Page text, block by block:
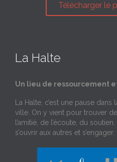
Télécharger le
La Halte
Un lieu de ressourcement
La Halte, c’est une pause
ville. On y vient pour trouver
l’amitié, de l’écoute, du
s’ouvrir aux autres et s’engager.